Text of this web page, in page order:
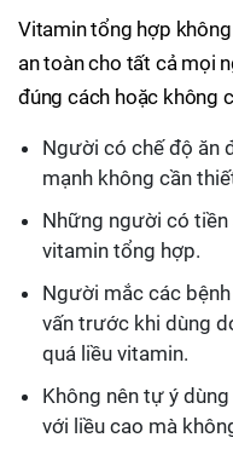
Vitamin tổng hợp
an toàn cho tất cả mọi
đúng cách hoặc không
Người có chế độ ăn
mạnh không cần
Những người có
vitamin tổng hợp.
Người mắc các
vấn trước khi dùng
quá liều vitamin.
Không nên tự ý
với liều cao mà